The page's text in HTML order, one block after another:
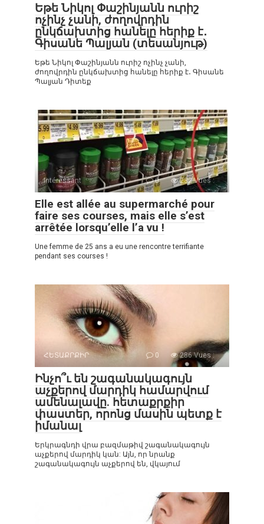
Եթե Նիկոլ Փաշինյանն ուրիշ
ոչինչ չանի, ժողովրդին
ընկճախտից հանելը հերիք է․
Գիսանե Պալյան (տեսանյութ)
Եթե Նիկոլ Փաշինյանն ուրիշ ոչինչ չանի,
ժողովրդին ընկճախտից հանելը հերիք է․ Գիսանե
Պալյան Դիտեք
Intéressant 0 232 Vues :
Elle est allée au supermarché pour
faire ses courses, mais elle s’est
arrêtée lorsqu’elle l’a vu !
Une femme de 25 ans a eu une rencontre terrifiante
pendant ses courses !
ՀԵՏԱՔՐՔԻՐ 0 286 Vues :
Ինչո՞ւ են շագանակագույն
աչքերով մարդիկ համարվում
ամենալավը. հետաքրքիր
փաստեր, որոնց մասին պետք է
իմանալ
Երկրագնդի վրա բազմաթիվ շագանակագույն
աչքերով մարդիկ կան: Այն, որ նրանք
շագանակագույն աչքերով են, վկայում